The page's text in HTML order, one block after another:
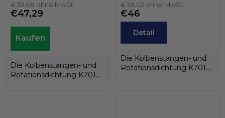
Kastas K701-095
€39,08 ohne MwSt.
€47,29
Die Kolbenstangen- und
Rotationsdichtung K701
Kastas K701-090
€38,02 ohne MwSt.
€46
Detail
Die Kolbenstangen- und
Rotationsdichtung K701